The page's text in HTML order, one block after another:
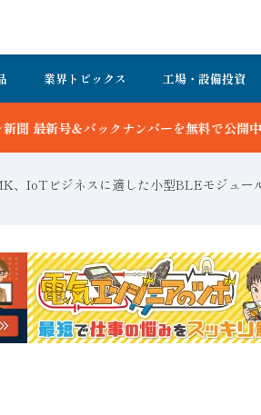
業界トピックス 工場・設備投資
を無料で公開中 詳細はこちら
、IoTビジネスに適した小型BLEモジュー